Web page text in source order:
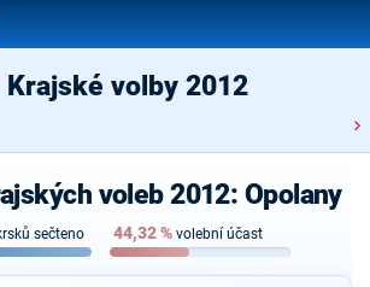
Krajské volby 2012
voleb 2012: Opolany
sečteno 44,32% volební účast